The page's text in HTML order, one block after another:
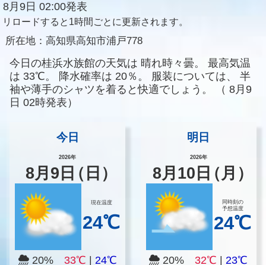
8月9日 02:00発表
リロードすると1時間ごとに更新されます。
所在地： 高知県高知市浦戸778
今日の桂浜水族館の天気は 晴れ時々曇。
最高気温
は 33℃。 降水確率は 20％。 服装については、
半
袖や薄手のシャツを着ると快適でしょう。
（ 8月9
日 02時発表）
今日
2026年
8月 9 日（日）
現在温度
24℃
20% 33℃ 24℃
明日
2026年
8月 10 日（月）
同時刻の
予想温度
24℃
20%32℃ |23℃